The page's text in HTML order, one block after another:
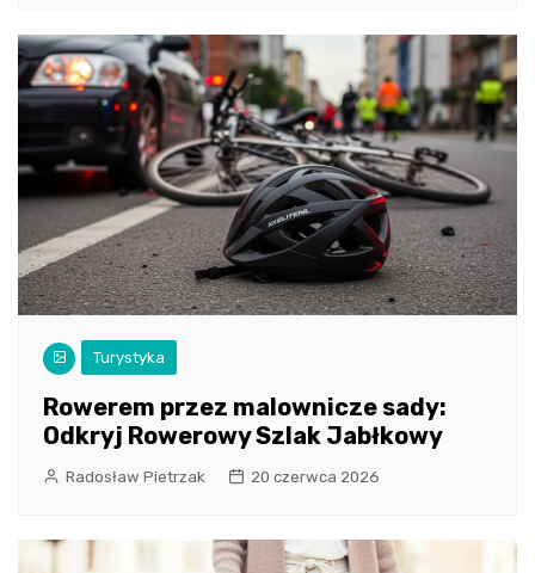
Turystyka
Rowerem przez malownicze sady:
Odkryj Rowerowy Szlak Jabłkowy
Radosław Pietrzak 20 czerwca 2026